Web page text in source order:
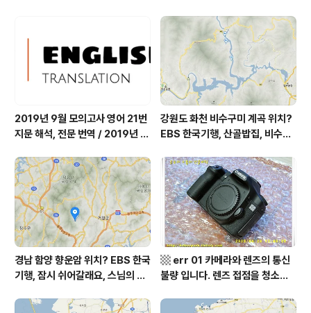
한 곳, 영양읍 상원리. KBS 인간극
장 임분노미 할머니
군 최기순 씨 캠핑장 펜션 어디? /
강원도 홍천군 가볼 만한 곳, (구)
까르돈, kbs 인간극장
2019년 9월 모의고사 영어 21번
지문 해석, 전문 번역 / 2019년 9
역, 평가원 2019년 고3 9월 영어
영역 외국어영역 전문 해석, Engli
sh to Korean translation
강원도 화천 비수구미 계곡 위치?
EBS 한국기행, 산골밥집, 비수구
부 화천군 비수구미 낙타민박 어
디? / 강원도 화천군 가볼 만한 곳
비수구미 마을, 파로호
경남 함양 향운암 위치? EBS 한국
기행, 잠시 쉬어갈래요, 스님의 어
상남도 함양군 가볼 만한 곳, 용추
▩ err 01 카메라와 렌즈의 통신
불량 입니다. 렌즈 접점을 청소하